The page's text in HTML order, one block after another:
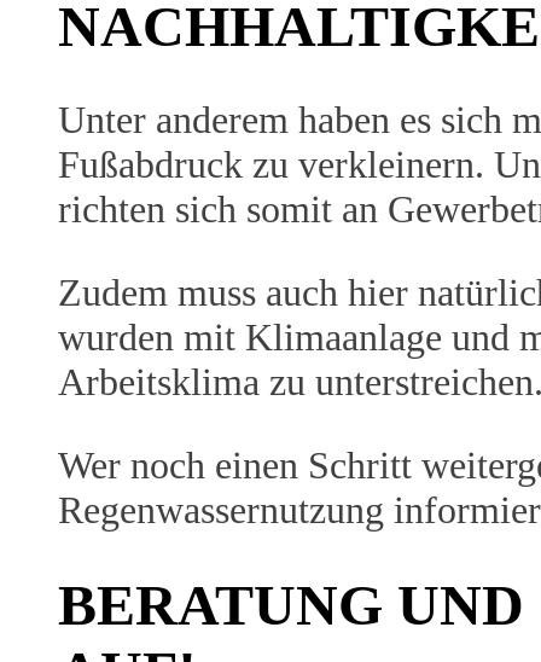
Unter anderem haben es sich
Fußabdruck zu verkleinern.
richten sich somit an
Zudem muss auch hier
wurden mit Klimaanlage und
Arbeitsklima zu
Wer noch einen Schritt
Regenwassernutzung
BERATUNG